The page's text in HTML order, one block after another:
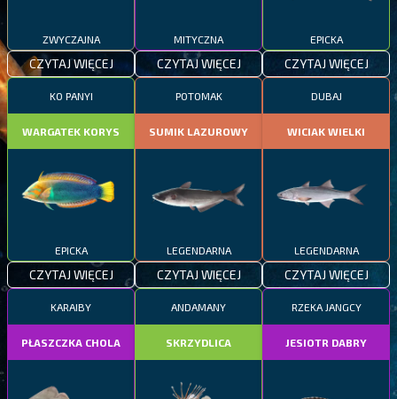
ZWYCZAJNA
CZYTAJ WIĘCEJ
MITYCZNA
CZYTAJ WIĘCEJ
EPICKA
CZYTAJ WIĘCEJ
KO PANYI
WARGATEK KORYS
EPICKA
CZYTAJ WIĘCEJ
POTOMAK
SUMIK LAZUROWY
LEGENDARNA
CZYTAJ WIĘCEJ
DUBAJ
WICIAK WIELKI
LEGENDARNA
CZYTAJ WIĘCEJ
KARAIBY
PŁASZCZKA CHOLA
ANDAMANY
SKRZYDLICA
RZEKA JANGCY
JESIOTR DABRY